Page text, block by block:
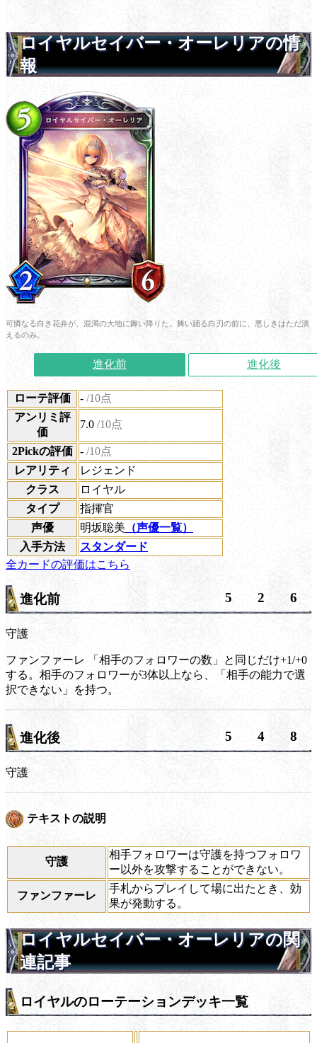
ロイヤルセイバー・オーレリアの情
報
可憐なる白き花弁が、混濁の大地に舞い降りた。舞い踊る白刃の前に、悪しきはただ潰
えるのみ。
進化前 進化後
ローテ評価 - /10点
アンリミ評
価
7.0 /10点
2Pickの評価 - /10点
レアリティ
レジェンド
クラス
ロイヤル
タイプ
指揮官
声優
明坂聡美 （声優一覧）
入手方法
スタンダード
全カードの評価はこちら
進化前 5 2 6
守護
ファンファーレ
「相手のフォロワーの数」と同じだけ+1/+0
する。相手のフォロワーが3体以上なら、「相手の能力で選
択できない」を持つ。
進化後 5 4 8
守護
テキストの説明
守護
相手フォロワーは守護を持つフォロワ
ー以外を攻撃することができない。
ファンファーレ
手札からプレイして場に出たとき、効
果が発動する。
ロイヤルセイバー・オーレリアの関
連記事
ロイヤルのローテーションデッキ一覧